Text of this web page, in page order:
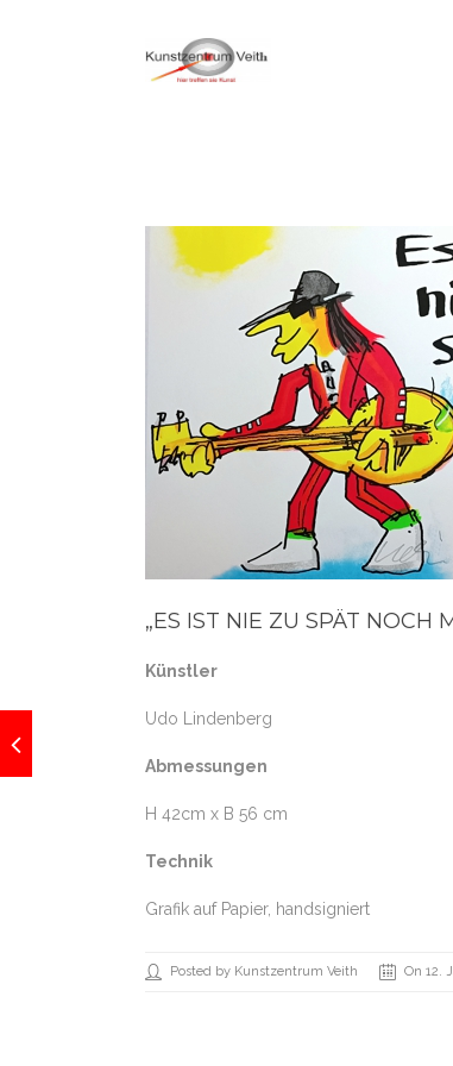
„ES IST NIE ZU SPÄT NOCH
Künstler
Udo Lindenberg
Abmessungen
H 42cm x B 56 cm
Technik
Grafik auf Papier, handsigniert
Posted by Kunstzentrum Veith On 12.